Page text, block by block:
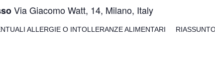
Via Giacomo Watt, 14, Milano, Italy
ALLERGIE O INTOLLERANZE ALIMENTARI